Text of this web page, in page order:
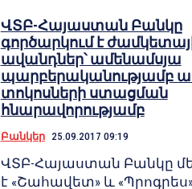
ՎՏԲ-Հայաստան Բանկը
գործարկում է
ավանդներ՝ ամենամսյա
պարբերականությամբ
տոկոսների ստացման
հնարավորությամբ
Բանկեր 25.09.2017 09:19
ՎՏԲ-Հայաստան Բանկը
է «Շահավետ» և